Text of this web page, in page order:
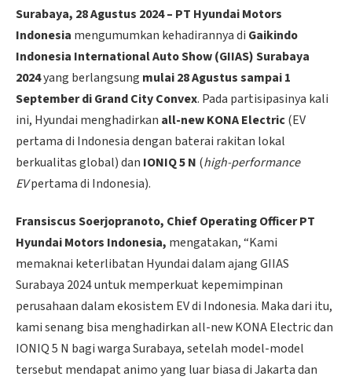
Surabaya, 28 Agustus 2024 – PT Hyundai Motors
Indonesia mengumumkan kehadirannya di Gaikindo
Indonesia International Auto Show (GIIAS) Surabaya
2024yang berlangsung mulai 28 Agustus sampai 1
September di Grand City Convex. Pada partisipasinya kali
ini, Hyundai menghadirkan all-new KONA Electric(EV
pertama di Indonesia dengan baterai rakitan lokal
berkualitas global) dan IONIQ 5 N (high-performance
EVpertama di Indonesia).
Fransiscus Soerjopranoto, Chief Operating Officer PT
Hyundai Motors Indonesia, mengatakan, “Kami
memaknai keterlibatan Hyundai dalam ajang GIIAS
Surabaya 2024 untuk memperkuat kepemimpinan
perusahaan dalam ekosistem EV di Indonesia. Maka dari itu,
kami senang bisa menghadirkan all-new KONA Electric dan
IONIQ 5 N bagi warga Surabaya, setelah model-model
tersebut mendapat animo yang luar biasa di Jakarta dan